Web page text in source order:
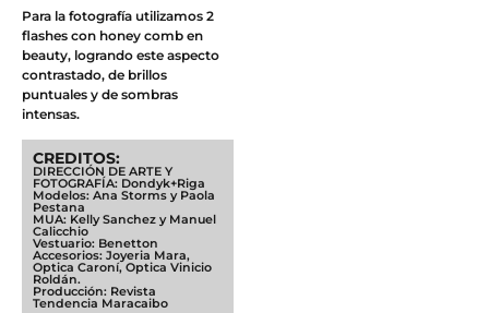
Para la fotografía utilizamos 2
flashes con honey comb en
beauty, logrando este aspecto
contrastado, de brillos
puntuales y de sombras
intensas.
CREDITOS:
DIRECCIÓN DE ARTE Y
FOTOGRAFÍA: Dondyk+Riga
Modelos: Ana Storms y Paola
Pestana
MUA: Kelly Sanchez y Manuel
Calicchio
Vestuario: Benetton
Accesorios: Joyeria Mara,
Optica Caroní, Optica Vinicio
Roldán.
Producción: Revista
Tendencia Maracaibo